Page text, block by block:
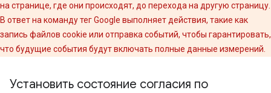
на странице, где они происходят, до перехода на другую страницу.
В ответ на команду тег Google выполняет действия, такие как
запись файлов cookie или отправка событий, чтобы гарантировать,
что будущие события будут включать полные данные измерений.
Установить состояние согласия по